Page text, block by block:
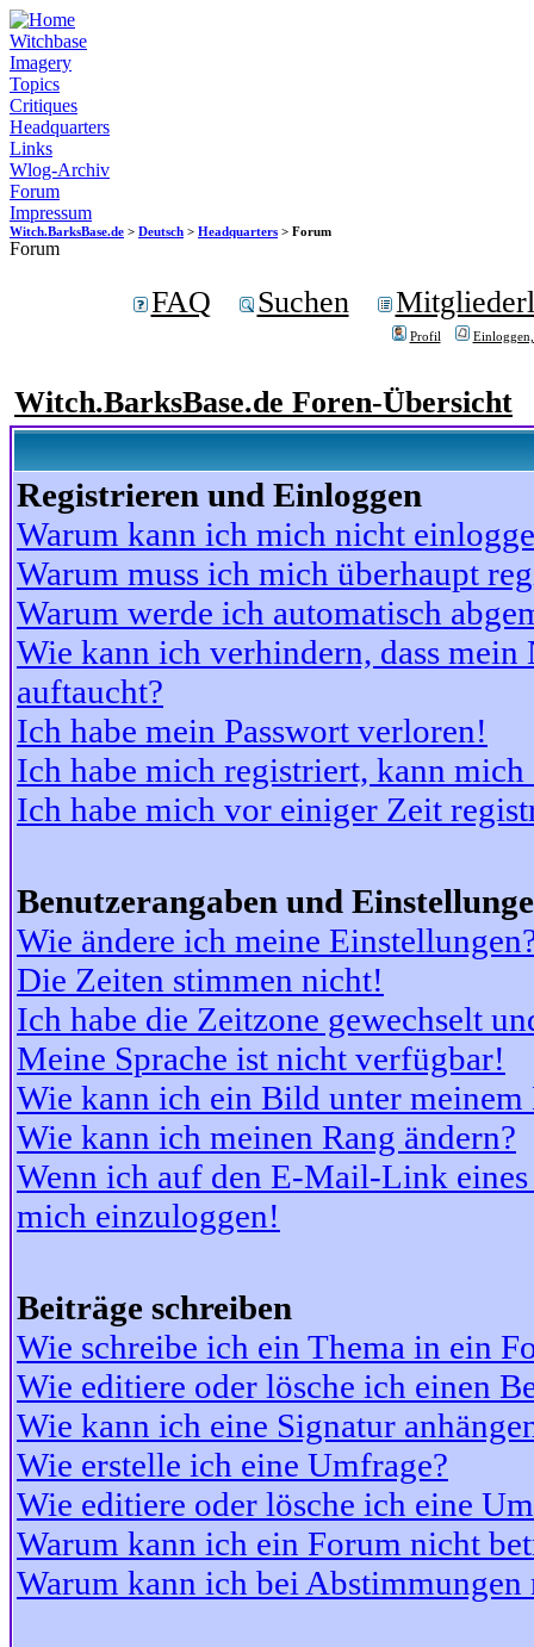
Witchbase
Imagery
Topics
Critiques
Headquarters
Links
Wlog-Archiv
Forum
Impressum
Witch.BarksBase.de > Deutsch > Headquarters > Forum
Forum
FAQ Suchen
Profil
Witch.BarksBase.de Foren-Übersicht
Registrieren und Einloggen
Warum kann ich mich nicht
Warum muss ich mich überhaupt
Warum werde ich automatisch
Wie kann ich verhindern, dass
auftaucht?
Ich habe mein Passwort verloren!
Ich habe mich registriert, kann
Ich habe mich vor einiger Zeit
Benutzerangaben und
Wie ändere ich meine
Die Zeiten stimmen nicht!
Ich habe die Zeitzone gewechselt
Meine Sprache ist nicht verfügbar!
Wie kann ich ein Bild unter meinem
Wie kann ich meinen Rang ändern?
Wenn ich auf den E-Mail-Link
mich einzuloggen!
Beiträge schreiben
Wie schreibe ich ein Thema in ein
Wie editiere oder lösche ich einen
Wie kann ich eine Signatur
Wie erstelle ich eine Umfrage?
Wie editiere oder lösche ich eine
Warum kann ich ein Forum nicht
Warum kann ich bei